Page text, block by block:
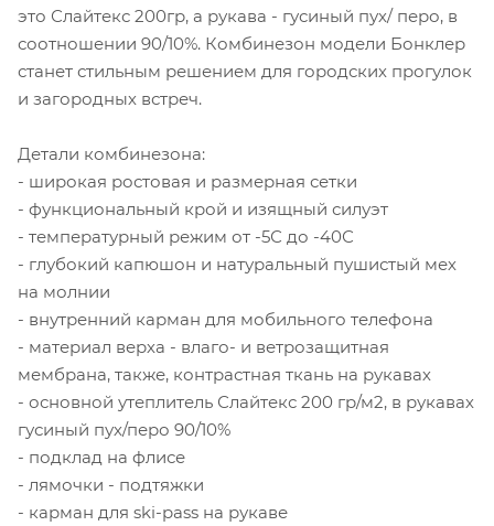
это Слайтекс 200гр, а рукава - гусиный пух/ перо, в
соотношении 90/10%. Комбинезон модели Бонклер
станет стильным решением для городских прогулок
и загородных встреч.
Детали комбинезона:
- широкая ростовая и размерная сетки
- функциональный крой и изящный силуэт
- температурный режим от -5С до -40С
- глубокий капюшон и натуральный пушистый мех
на молнии
- внутренний карман для мобильного телефона
- материал верха - влаго- и ветрозащитная
мембрана, также, контрастная ткань на рукавах
- основной утеплитель Слайтекс 200 гр/м2, в рукавах
гусиный пух/перо 90/10%
- подклад на флисе
- лямочки - подтяжки
- карман для ski-pass на рукаве